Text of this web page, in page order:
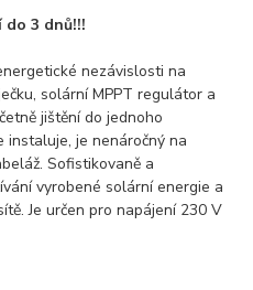
3 dnů!!!
nezávislosti na
solární MPPT regulátor a
jištění do jednoho
instaluje, je nenáročný na
Sofistikovaně a
vyrobené solární energie a
Je určen pro napájení 230 V